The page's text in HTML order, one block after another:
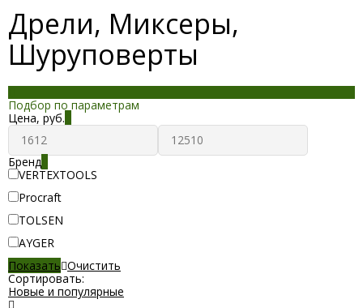
Дрели, Миксеры,
Шуруповерты
Подбор по параметрам
Цена, руб.
Бренд
VERTEXTOOLS
Procraft
TOLSEN
AYGER
Показать Очистить
Сортировать:
Новые и популярные